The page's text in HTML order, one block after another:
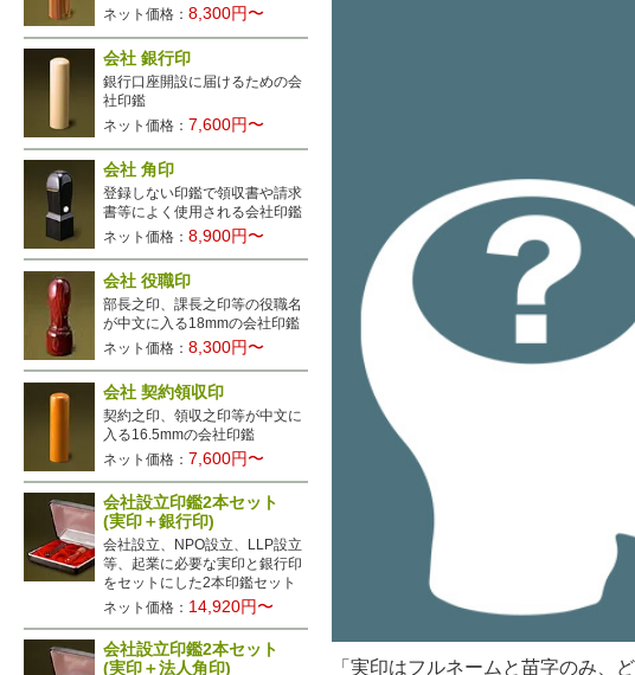
「実印はフルネームと苗字のみ、
ネット価格：8,300円〜
会社 銀行印
銀行口座開設に届けるための会
社印鑑
ネット価格： 7,600円〜
会社 角印
登録しない印鑑で領収書や請求
書等によく使用される会社印鑑
ネット価格：8,900円〜
会社 役職印
部長之印、課長之印等の役職名
が中文に入る18mmの会社印鑑
ネット価格：8,300円〜
会社 契約領収印
契約之印、領収之印等が中文に
入る16.5mmの会社印鑑
ネット価格：7,600円〜
会社設立印鑑2本セット
(実印＋銀行印)
会社設立、NPO設立、LLP設立
等、起業に必要な実印と銀行印
をセットにした2本印鑑セット
ネット価格： 14,920円〜
会社設立印鑑2本セット
(実印＋法人角印)